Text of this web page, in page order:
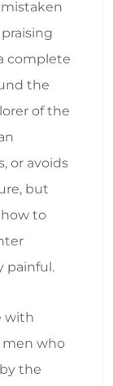
complete
the
of the
or avoids
but
to
painful.
with
who
the